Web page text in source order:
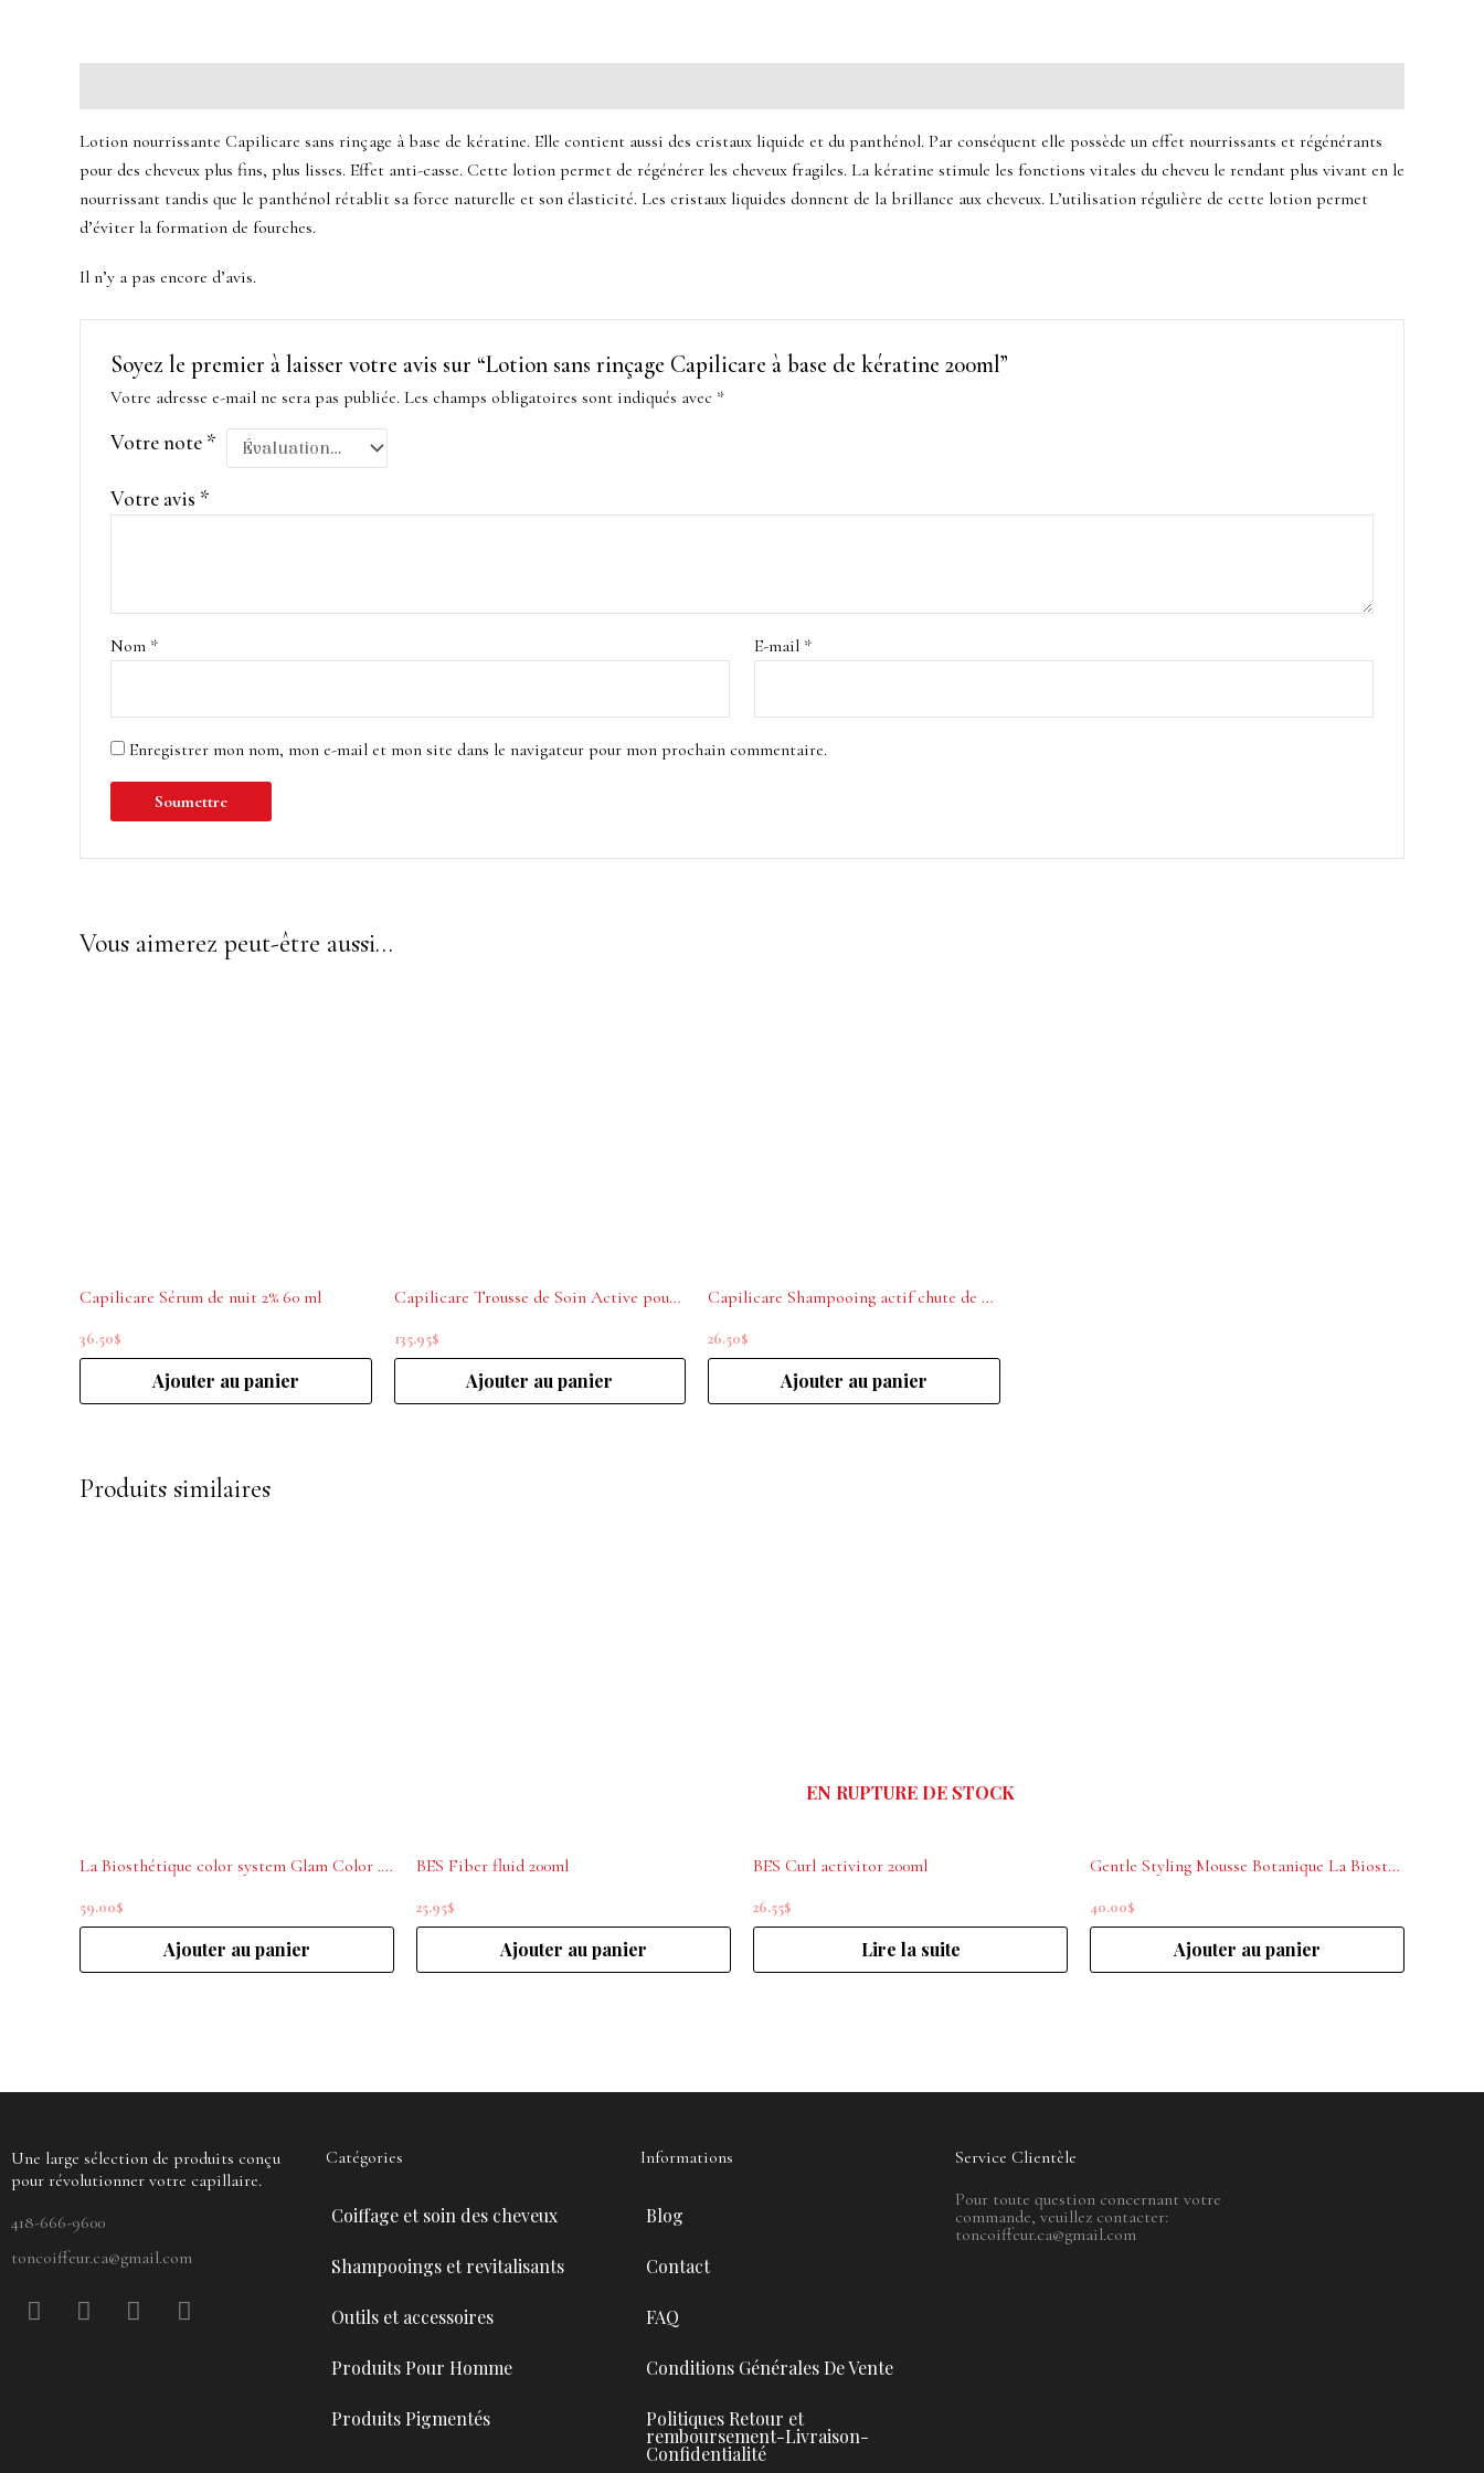
Lotion nourrissante Capilicare sans rinçage à base de kératine. Elle contient aussi des cristaux liquide et du panthénol. Par conséquent elle possède un effet nourrissants et régénérants
pour des cheveux plus fins, plus lisses. Effet anti-casse. Cette lotion permet de régénérer les cheveux fragiles. La kératine stimule les fonctions vitales du cheveu le rendant plus vivant en le
nourrissant tandis que le panthénol rétablit sa force naturelle et son élasticité. Les cristaux liquides donnent de la brillance aux cheveux. L’utilisation régulière de cette lotion permet
d’éviter la formation de fourches.
Il n’y a pas encore d’avis.
Soyez le premier à laisser votre avis sur “Lotion sans rinçage Capilicare à base de kératine 200ml”
Votre adresse e-mail ne sera pas publiée. Les champs obligatoires sont indiqués avec *
Votre note *
Votre avis *
Nom * E-mail *
Enregistrer mon nom, mon e-mail et mon site dans le navigateur pour mon prochain commentaire.
Vous aimerez peut-être aussi…
Capilicare Sérum de nuit 2% 60 ml
36.50$
Ajouter au panier
Capilicare Trousse de Soin Active pour Chute de Cheveux
135.95$
Ajouter au panier
Capilicare Shampooing actif chute de cheveux modérée 250mL
26.50$
Ajouter au panier
Produits similaires
La Biosthétique color system Glam Color .11 Steel Gray 200ml
59.00$
Ajouter au panier
BES Fiber fluid 200ml
25.95$
Ajouter au panier
EN RUPTURE DE STOCK
BES Curl activitor 200ml
26.55$
Lire la suite
Gentle Styling Mousse Botanique La Biosthetique 200 ml
40.00$
Ajouter au panier
Une large sélection de produits conçu
pour révolutionner votre capillaire.
418-666-9600
toncoiffeur.ca@gmail.com
F
a
P
i
Y
o
I
n
Catégories
Coiffage et soin des cheveux
Shampooings et revitalisants
Outils et accessoires
Produits Pour Homme
Produits Pigmentés
Informations
Blog
Contact
FAQ
Conditions Générales De Vente
Politiques Retour et
remboursement-Livraison-
Confidentialité
Service Clientèle
Pour toute question concernant votre
commande, veuillez contacter:
toncoiffeur.ca@gmail.com